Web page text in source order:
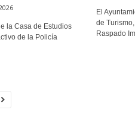
la Casa de Estudios
de la Policía
El
de
Raspado